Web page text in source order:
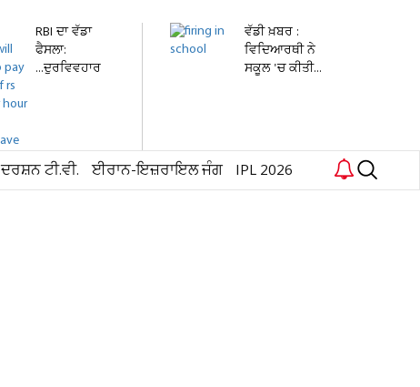
RBI ਦਾ ਵੱਡਾ
ਫੈਸਲਾ:
...ਦੁਰਵਿਵਹਾਰ
ਵੱਡੀ ਖ਼ਬਰ :
ਵਿਦਿਆਰਥੀ ਨੇ
ਸਕੂਲ 'ਚ ਕੀਤੀ...
ਦਰਸ਼ਨ ਟੀ.ਵੀ. ਈਰਾਨ-ਇਜ਼ਰਾਇਲ ਜੰਗ IPL 2026